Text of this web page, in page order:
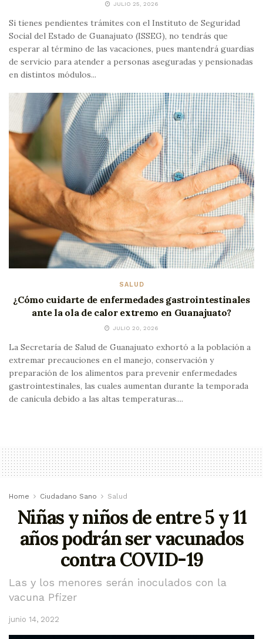
JULIO 25, 2026
Si tienes pendientes trámites con el Instituto de Seguridad
Social del Estado de Guanajuato (ISSEG), no tendrás que
esperar al término de las vacaciones, pues mantendrá guardias
de servicio para atender a personas aseguradas y pensionadas
en distintos módulos...
SALUD
¿Cómo cuidarte de enfermedades gastrointestinales
ante la ola de calor extremo en Guanajuato?
JULIO 20, 2026
La Secretaría de Salud de Guanajuato exhortó a la población a
extremar precauciones en el manejo, conservación y
preparación de los alimentos para prevenir enfermedades
gastrointestinales, las cuales aumentan durante la temporada
de canícula debido a las altas temperaturas....
Home Ciudadano Sano Salud
Niñas y niños de entre 5 y 11
años podrán ser vacunados
contra COVID-19
Las y los menores serán inoculados con la
vacuna Pfizer
junio 14, 2022